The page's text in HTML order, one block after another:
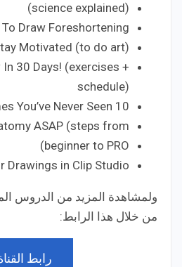
(science explained)
Draw Foreshortening
Motivated (to do art)
In 30 Days! (exercises +
schedule)
You’ve Never Seen 10
ASAP (steps from
beginner to PRO)
Drawings in Clip Studio
ولمشاهدة المزيد من الدروس
من خلال هذا الرابط:
رابط